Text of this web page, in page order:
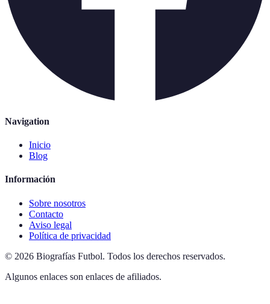
Navigation
Inicio
Blog
Información
Sobre nosotros
Contacto
Aviso legal
Política de privacidad
© 2026 Biografías Futbol. Todos los derechos reservados.
Algunos enlaces son enlaces de afiliados.